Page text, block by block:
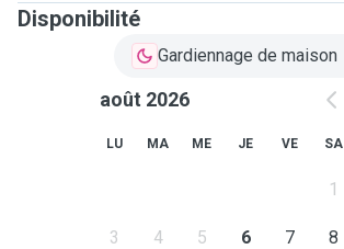
Disponibilité
Gardiennage de maison
août 2026
LU MA ME JE VE SA
1
3 4 5 6 7 8